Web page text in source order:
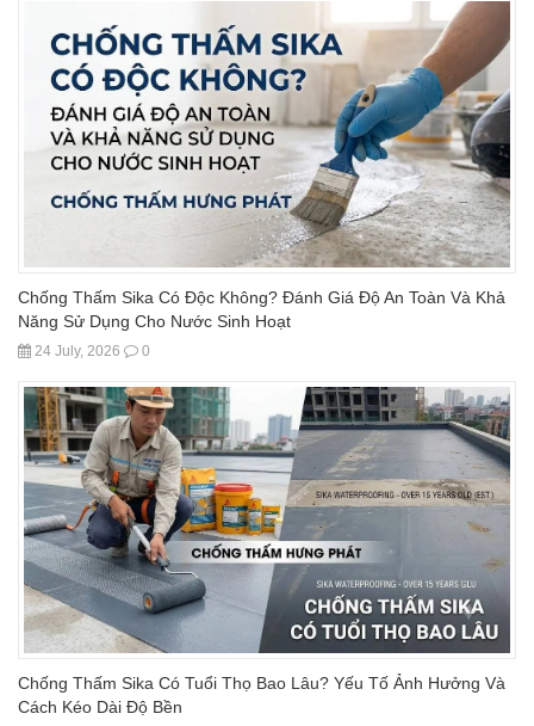
Chống Thấm Sika Có Độc Không? Đánh Giá Độ An Toàn Và Khả
Năng Sử Dụng Cho Nước Sinh Hoạt
24 July, 2026 0
Chống Thấm Sika Có Tuổi Thọ Bao Lâu? Yếu Tố Ảnh Hưởng Và
Cách Kéo Dài Độ Bền